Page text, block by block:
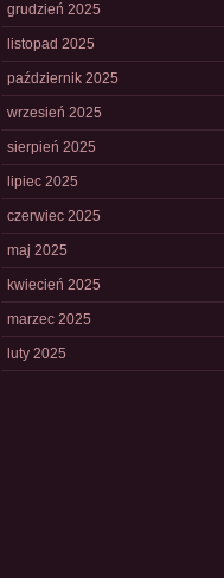
grudzień 2025
listopad 2025
październik 2025
wrzesień 2025
sierpień 2025
lipiec 2025
czerwiec 2025
maj 2025
kwiecień 2025
marzec 2025
luty 2025